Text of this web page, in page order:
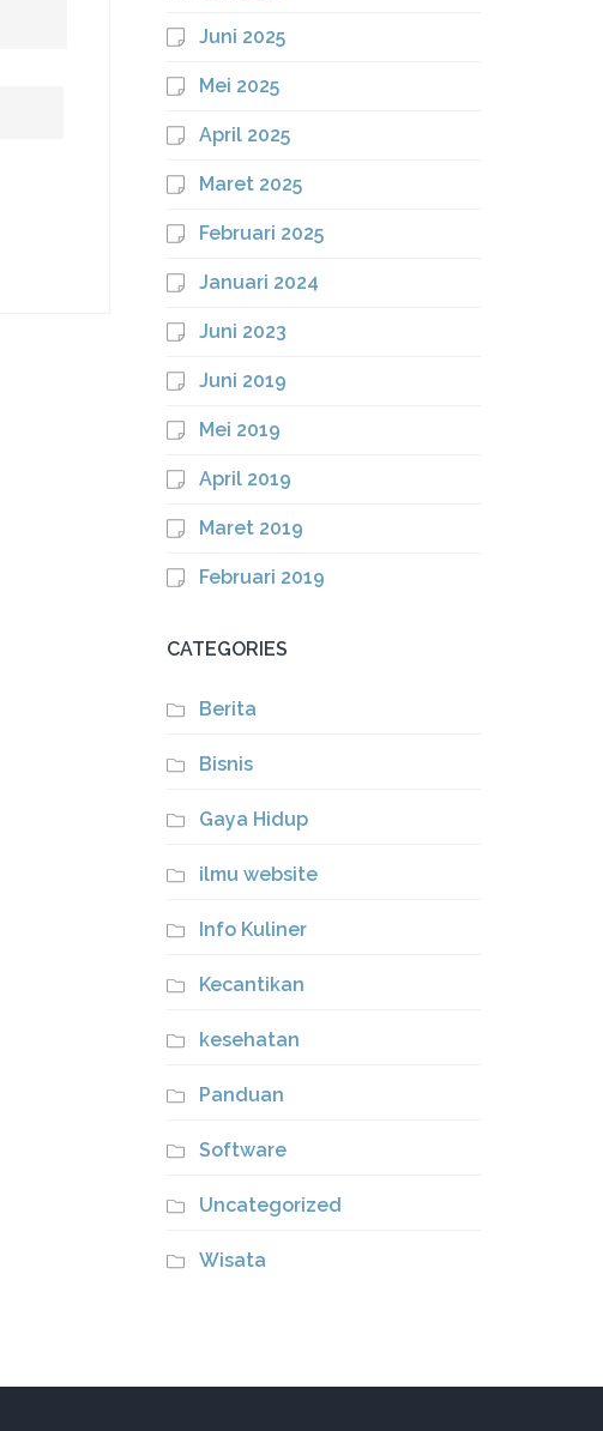
Juni 2025
Mei 2025
April 2025
Maret 2025
Februari 2025
Januari 2024
Juni 2023
Juni 2019
Mei 2019
April 2019
Maret 2019
Februari 2019
CATEGORIES
Berita
Bisnis
Gaya Hidup
ilmu website
Info Kuliner
Kecantikan
kesehatan
Panduan
Software
Uncategorized
Wisata